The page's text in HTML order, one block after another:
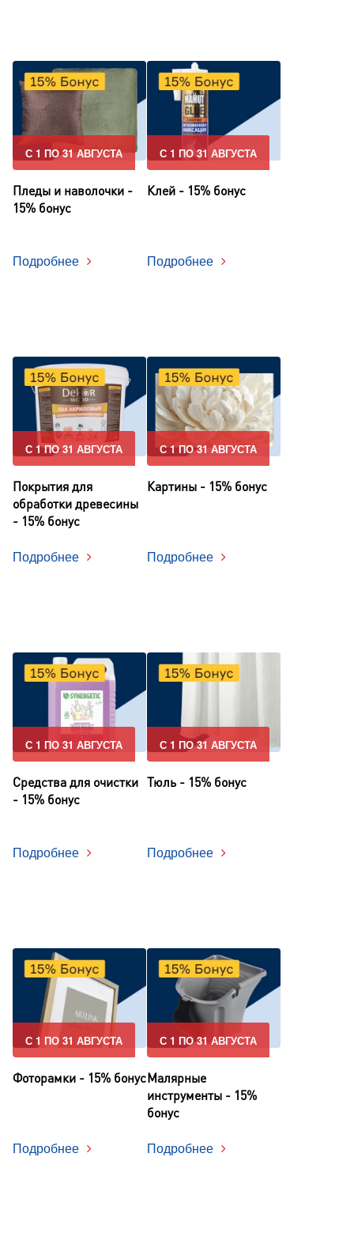
С 1 ПО 31 АВГУСТА
Пледы и наволочки -
15% бонус
Подробнее
С 1 ПО 31 АВГУСТА
Клей - 15% бонус
Подробнее
С 1 ПО 31 АВГУСТА
Покрытия для
обработки древесины
- 15% бонус
Подробнее
С 1 ПО 31 АВГУСТА
Картины - 15% бонус
Подробнее
С 1 ПО 31 АВГУСТА
Средства для очистки
- 15% бонус
Подробнее
С 1 ПО 31 АВГУСТА
Тюль - 15% бонус
Подробнее
С 1 ПО 31 АВГУСТА
Фоторамки - 15% бонус
Подробнее
С 1 ПО 31 АВГУСТА
Малярные
инструменты - 15%
бонус
Подробнее